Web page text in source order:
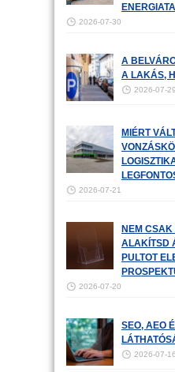
2026-07-30
A
A LAKÁS,
2026-07-29
MIÉRT
2026-07-21
NEM
ALAKÍTSD
PULTOT
2026-07-20
SEO, AEO
2026-07-16